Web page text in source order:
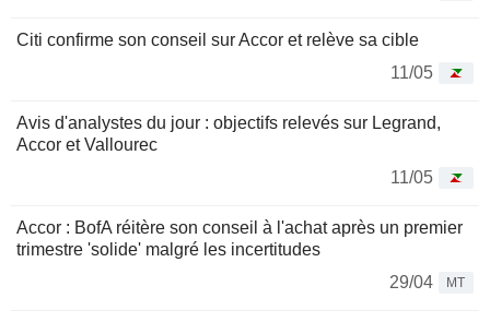
Citi confirme son conseil sur Accor et relève sa cible
11/05
Avis d'analystes du jour : objectifs relevés sur Legrand,
Accor et Vallourec
11/05
Accor : BofA réitère son conseil à l'achat après un premier
trimestre 'solide' malgré les incertitudes
29/04
MT